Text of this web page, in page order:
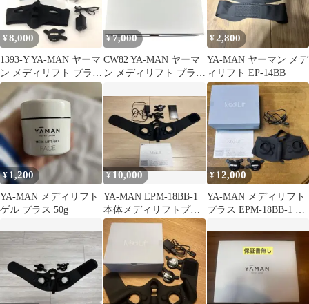
¥8,000
1393-Y YA-MAN ヤーマ
ン メディリフト プラス
セラムセット
¥ 7,000
CW82 YA-MAN ヤーマ
ン メディリフト プラス
¥2,800
YA-MAN ヤーマン メデ
ィリフト EP-14BB
¥ 1,200
YA-MAN メディリフト
ゲル プラス 50g
¥10,000
YA-MAN EPM-18BB-1
本体メディリフトプラ
ス ゲルセット
¥ 12,000
YA-MAN メディリフト
プラス EPM-18BB-1 本